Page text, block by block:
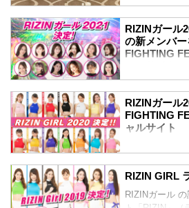
RIZINガール
から）
RIKO（りこ）
RIKO（りこ）
出身地...
応募総数約500
査、そして最
信で行われた最
したのは、な
彼女たちの初
たまスーパー
RIZIN.44だ！
る「RIZINガー
定したぞ！
RIZIN公式投票
タウンのそれ
き、最終オー
名が「RIZINガ
ることとなっ
彼女たちの初
グを華麗に彩
んなで応援し
RIZINガール
荒井つかさ
荒井つかさ
RIZINガール
の新メンバー
FIGHTING
る「RIZINガー
定したぞ！
【
ョン 2021】の
MISSCON
員特別賞、主
が「RIZINガー
こととなった。
彼女たちの初
RIZINガール
FIGHTING
ャルサイト
RIZINガール
ーは計14名。
RIZIN.22/
RIZIN GIRL
RIZINガール